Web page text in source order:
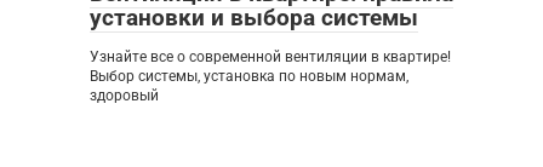
установки и выбора системы
Узнайте все о современной вентиляции в квартире!
Выбор системы, установка по новым нормам,
здоровый